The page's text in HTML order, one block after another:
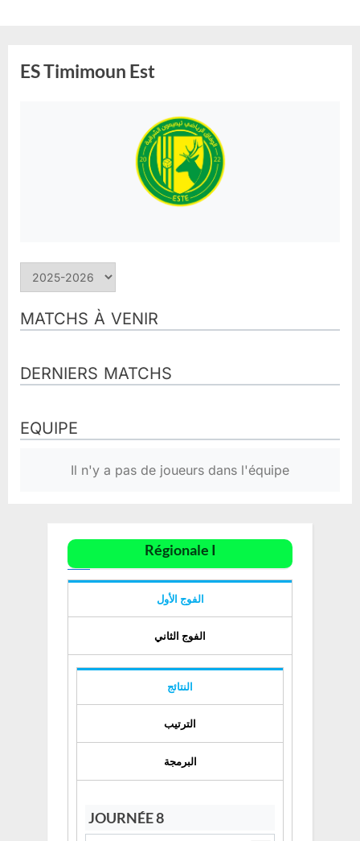
content
ES Timimoun Est
MATCHS À VENIR
DERNIERS MATCHS
EQUIPE
Il n'y a pas de joueurs dans l'équipe
Régionale I
الفوج الأول
الفوج الثاني
النتائج
الترتيب
البرمجة
JOURNÉE 8